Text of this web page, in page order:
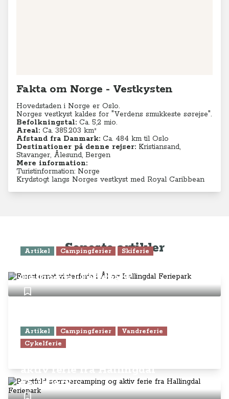
Fakta om Norge - Vestkysten
Hovedstaden i Norge er Oslo.
Norges vestkyst kaldes for "Verdens smukkeste sørejse".
Befolkningstal: Ca. 5,2 mio.
Areal: Ca. 385.203 km²
Afstand fra Danmark: Ca. 484 km til Oslo
Destinationer på denne rejser: Kristiansand,
Stavanger, Ålesund, Bergen
Mere information:
Turistinformation: Norge
Krydstogt langs Norges vestkyst med Royal Caribbean
Seneste artikler
Artikel Campingferier Skiferie
Hallingdal Feriepark
Artikel Campingferier
Vandreferie
Cykelferie
aktiv ferie fra Hallingdal
Feriepark